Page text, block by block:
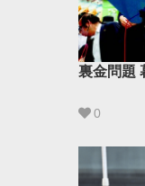
裏金問題
0